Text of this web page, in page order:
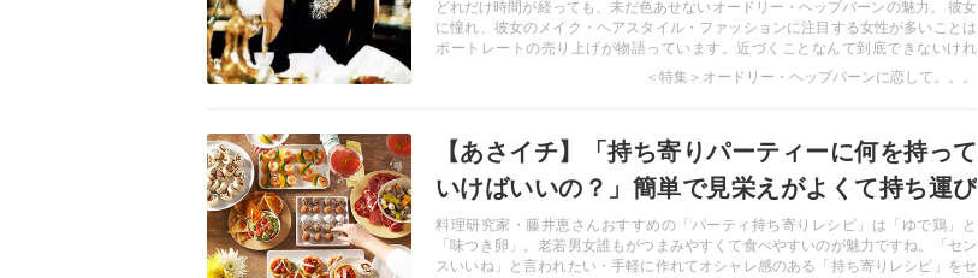
どれだけ時間が経っても、未だ色あせないオードリー・ヘップバーンの魅力。 彼女
に憧れ、彼女のメイク・ヘアスタイル・ファッションに注目する女性が多いことは
ポートレートの売り上げが物語っています。近づくことなんて到底できないけれ
ど、なにか一つでも真似したい・・・そんな「女子ゴコロ」がうずきます♡
＜特集＞オードリー・ヘップバーンに恋して。。。
【あさイチ】「持ち寄りパーティーに何を持って
いけばいいの？」簡単で見栄えがよくて持ち運び
がしやすい料理をマスターしたい
料理研究家・藤井恵さんおすすめの「パーティ持ち寄りレシピ」は「ゆで鶏」と
「味つき卵」。老若男女誰もがつまみやすくて食べやすいのが魅力ですね。「セン
スいいね」と言われたい・手軽に作れてオシャレ感のある「持ち寄りレシピ」をセ